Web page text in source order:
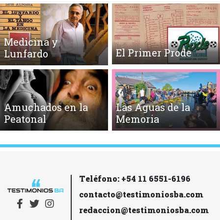
Medicina y
Lunfardo
El Primer Prode
Amuchados en la
Peatonal
Las Aguas de la
Memoria
Teléfono: +54 11 6551-6196
contacto@testimoniosba.com
redaccion@testimoniosba.com